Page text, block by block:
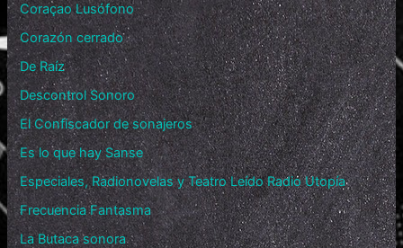
Coraçao Lusófono
Corazón cerrado
De Raíz
Descontrol Sonoro
El Confiscador de sonajeros
Es lo que hay Sanse
Especiales, Radionovelas y Teatro Leído Radio Utopía
Frecuencia Fantasma
La Butaca sonora